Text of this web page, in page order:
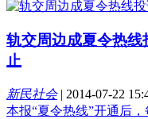
轨交周边成夏令热
止
新民社会| 2014-07-22
本报“夏令热线”开通后